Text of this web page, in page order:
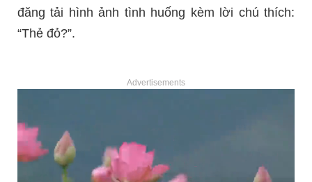
đăng tải hình ảnh tình huống kèm lời chú thích:
“Thẻ đỏ?”.
Advertisements